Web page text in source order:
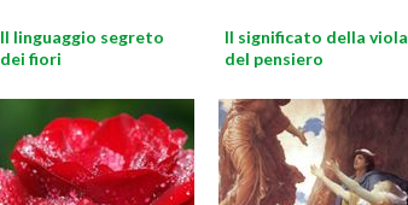
Il linguaggio segreto
dei fiori
Il significato della viola
del pensiero